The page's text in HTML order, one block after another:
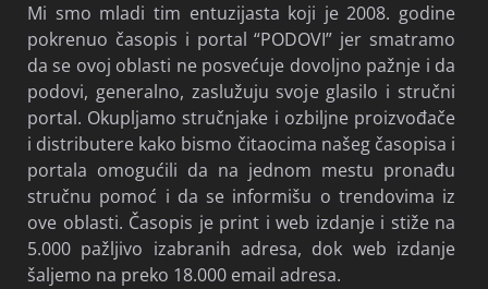
Mi smo mladi tim entuzijasta koji je 2008. godine
pokrenuo časopis i portal “PODOVI” jer smatramo
da se ovoj oblasti ne posvećuje dovoljno pažnje i da
podovi, generalno, zaslužuju svoje glasilo i stručni
portal. Okupljamo stručnjake i ozbiljne proizvođače
i distributere kako bismo čitaocima našeg časopisa i
portala omogućili da na jednom mestu pronađu
stručnu pomoć i da se informišu o trendovima iz
ove oblasti. Časopis je print i web izdanje i stiže na
5.000 pažljivo izabranih adresa, dok web izdanje
šaljemo na preko 18.000 email adresa.